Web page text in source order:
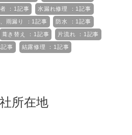
：1記事 水漏れ修理 ：1記事
雨漏り ：1記事 防水 ：1記事
葺き替え ：1記事 片流れ ：1記事
記事 結露修理 ：1記事
所在地